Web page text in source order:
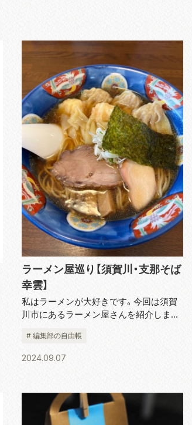
ラーメン屋巡り【須賀川・支那そば
幸雲】
私はラーメンが大好きです。今回は須賀
川市にあるラーメン屋さんを紹介しま
を生かした無化調スープとのことで、上
品な味わいでした。肉とエビのワンタン
# 編集部の自由帳
2024.09.07